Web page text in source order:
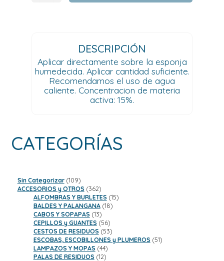
DESCRIPCIÓN
Aplicar directamente sobre la esponja
humedecida. Aplicar cantidad suficiente.
Recomendamos el uso de agua
caliente. Concentracion de materia
activa: 15%.
CATEGORÍAS
Sin Categorizar 109109
productos
ACCESORIOS y OTROS 362362
productos
ALFOMBRAS Y BURLETES 1515
BALDES Y PALANGANA 1818
CABOS Y SOPAPAS 1313
productos
CEPILLOS y GUANTES 5656
productos
CESTOS DE RESIDUOS 5353
productos
ESCOBAS, ESCOBILLONES y PLUMEROS 5151
LAMPAZOS Y MOPAS 4444
productos
PALAS DE RESIDUOS 1212